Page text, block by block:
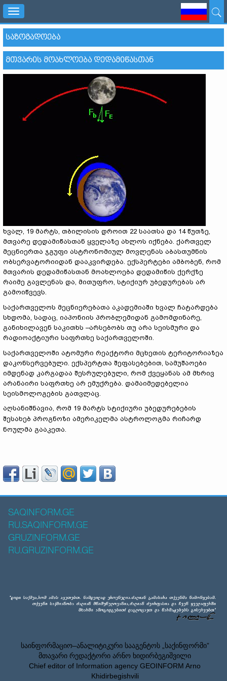
Toggle
navigation
ᲡᲐᲖᲝᲒᲐᲓᲝᲔᲑᲐ
ᲛᲗᲕᲐᲠᲘᲡ ᲛᲝᲐᲮᲚᲝᲔᲑᲐ ᲓᲔᲓᲐᲛᲘᲬᲐᲡᲗᲐᲜ
ხვალ, 19 მარტს, თბილისის დროით 22 საათსა და 14 წუთზე,
მთვარე დედამიწასთან ყველაზე ახლოს იქნება. ქართველ
მეცნიერთა ჯგუფი ასტრონომიულ მოვლენას აბასთუმნის
ობსერვატორიიდან დააკვირდება. ექსპერტები ამბობენ, რომ
მთვარის დედამიწასთან მოახლოება დედამიწის ქერქზე
რაიმე გავლენას და, მითუფრო, სტიქიურ უბედურებას არ
გამოიწვევს.
საქართველოს მეცნიერებათა აკადემიაში ხვალ ჩატარდება
სხდომა, სადაც, იაპონიის პრობლემიდან გამომდინარე,
განიხილავენ საკითხს –არსებობს თუ არა სეისმური და
რადიოაქტიური საფრთხე საქართველოში.
საქართველოში ატომური რეაქტორი მცხეთის ტერიტორიაზეა
დაკონსერვებული. ექსპერტთა შეფასებებით, სამუშაოები
იმდენად კარგადაა შესრულებული, რომ ქვეყანას ამ მხრივ
არანაირი საფრთხე არ ემუქრება. დამაიმედებელია
სეისმოლოგების გათვლაც.
აღსანიშნავია, რომ 19 მარტს სტიქიური უბედურებების
შესახებ პროგნოზი ამერიკელმა ასტროლოგმა რიჩარდ
ნოულმა გააკეთა.
SAQINFORM.GE
RU.SAQINFORM.GE
GRUZINFORM.GE
RU.GRUZINFORM.GE
საინფორმაციო–ანალიტიკური სააგენტოს „საქინფორმი”
მთავარი რედაქტორი არნო ხიდირბეგიშვილი
Chief editor of Information agency GEOINFORM Arno
Khidirbegishvili